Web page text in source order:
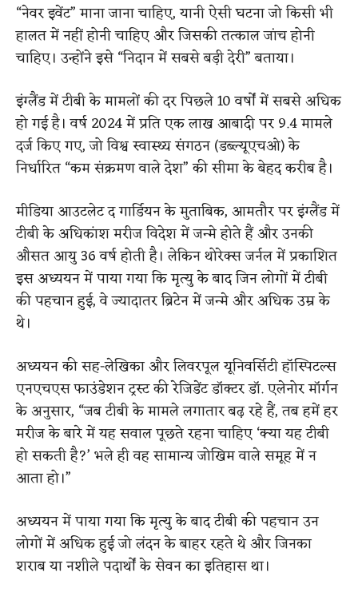
“नेवर इवेंट” माना जाना चाहिए, यानी ऐसी घटना जो किसी भी
हालत में नहीं होनी चाहिए और जिसकी तत्काल जांच होनी
चाहिए। उन्होंने इसे “निदान में सबसे बड़ी देरी” बताया।
इंग्लैंड में टीबी के मामलों की दर पिछले 10 वर्षों में सबसे अधिक
हो गई है। वर्ष 2024 में प्रति एक लाख आबादी पर 9.4 मामले
दर्ज किए गए, जो विश्व स्वास्थ्य संगठन (डब्ल्यूएचओ) के
निर्धारित “कम संक्रमण वाले देश” की सीमा के बेहद करीब है।
मीडिया आउटलेट द गार्डियन के मुताबिक, आमतौर पर इंग्लैंड में
टीबी के अधिकांश मरीज विदेश में जन्मे होते हैं और उनकी
औसत आयु 36 वर्ष होती है। लेकिन थोरेक्स जर्नल में प्रकाशित
इस अध्ययन में पाया गया कि मृत्यु के बाद जिन लोगों में टीबी
की पहचान हुई, वे ज्यादातर ब्रिटेन में जन्मे और अधिक उम्र के
थे।
अध्ययन की सह-लेखिका और लिवरपूल यूनिवर्सिटी हॉस्पिटल्स
एनएचएस फाउंडेशन ट्रस्ट की रेजिडेंट डॉक्टर डॉ. एलेनोर मॉर्गन
के अनुसार, “जब टीबी के मामले लगातार बढ़ रहे हैं, तब हमें हर
मरीज के बारे में यह सवाल पूछते रहना चाहिए ‘क्या यह टीबी
हो सकती है?’ भले ही वह सामान्य जोखिम वाले समूह में न
आता हो।”
अध्ययन में पाया गया कि मृत्यु के बाद टीबी की पहचान उन
लोगों में अधिक हुई जो लंदन के बाहर रहते थे और जिनका
शराब या नशीले पदार्थों के सेवन का इतिहास था।